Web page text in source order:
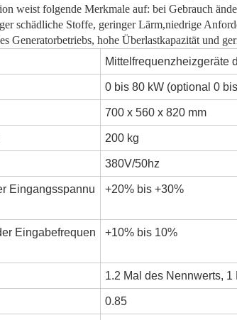
weist folgende Merkmale auf: bei Gebrauch
schädliche Stoffe, geringer Lärm,niedrige
Generatorbetriebs, hohe Überlastkapazität und
Mittelfrequenzheizgeräte
0 bis 80 kW (optional 0
700 x 560 x 820 mm
200 kg
380V/50hz
Eingangsspannu
+20% bis +30%
Eingabefrequen
+10% bis 10%
1.2 Mal des Nennwerts, 1
0.85